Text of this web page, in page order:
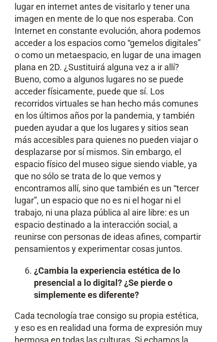
lugar en internet antes de visitarlo y tener una
imagen en mente de lo que nos esperaba. Con
Internet en constante evolución, ahora podemos
acceder a los espacios como “gemelos digitales”
o como un metaespacio, en lugar de una imagen
plana en 2D. ¿Sustituirá alguna vez a ir allí?
Bueno, como a algunos lugares no se puede
acceder físicamente, puede que sí. Los
recorridos virtuales se han hecho más comunes
en los últimos años por la pandemia, y también
pueden ayudar a que los lugares y sitios sean
más accesibles para quienes no pueden viajar o
desplazarse por sí mismos. Sin embargo, el
espacio físico del museo sigue siendo viable, ya
que no sólo se trata de lo que vemos y
encontramos allí, sino que también es un “tercer
lugar”, un espacio que no es ni el hogar ni el
trabajo, ni una plaza pública al aire libre: es un
espacio destinado a la interacción social, a
reunirse con personas de ideas afines, compartir
pensamientos y experimentar cosas juntos.
¿Cambia la experiencia estética de lo
presencial a lo digital? ¿Se pierde o
simplemente es diferente?
Cada tecnología trae consigo su propia estética,
y eso es en realidad una forma de expresión muy
hermosa en todas las culturas. Si echamos la